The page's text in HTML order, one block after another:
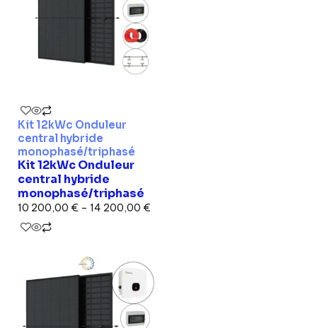
Kit 12kWc Onduleur
central hybride
monophasé/triphasé
Kit 12kWc Onduleur
central hybride
monophasé/triphasé
10 200,00 € – 14 200,00 €